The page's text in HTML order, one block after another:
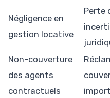
Négligence en
gestion locative
Perte
Non-couverture
des agents
contractuels